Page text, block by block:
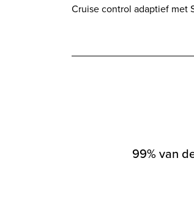
Cruise control adaptief met
99% van